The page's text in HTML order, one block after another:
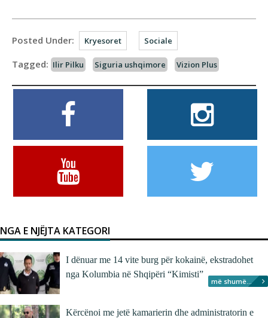
Posted Under: Kryesoret Sociale
Tagged: Ilir Pilku Siguria ushqimore Vizion Plus
NGA E NJËJTA KATEGORI
I dënuar me 14 vite burg për kokainë, ekstradohet
nga Kolumbia në Shqipëri “Kimisti”
më shumë...
Kërcënoi me jetë kamarierin dhe administratorin e